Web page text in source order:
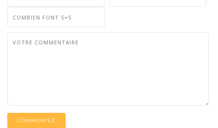
COMMENTEZ